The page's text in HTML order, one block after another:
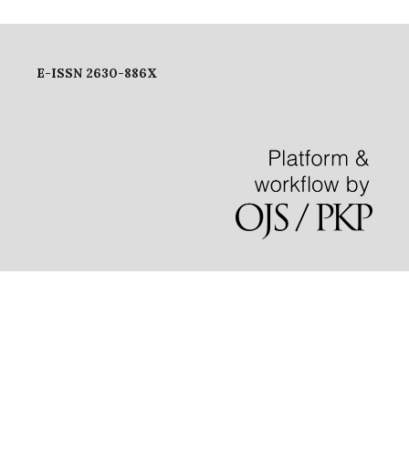
E-ISSN 2630-886X